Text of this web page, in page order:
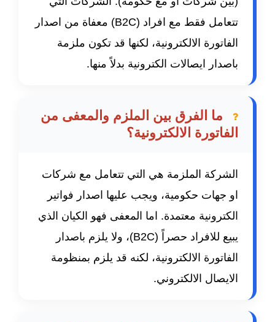
تتعامل فقط مع افراد (B2C) معفاة من اصدار
الفاتورة الالكترونية، لكنها قد تكون ملزمة
باصدار ايصالات الكترونية بدلاً منها.
ما الفرق بين الملزم والمعفى من
الفاتورة الالكترونية؟
الشركة الملزمة هي التي تتعامل مع شركات
او جهات حكومية، ويجب عليها اصدار فواتير
الكترونية معتمدة. اما المعفى فهو الكيان الذي
يبيع للافراد حصراً (B2C)، ولا يلزم باصدار
الفاتورة الالكترونية، لكنه قد يلزم بمنظومة
الايصال الالكتروني.